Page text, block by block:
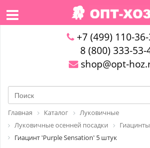
+7 (499) 110-
8 (800) 333-53-
shop@opt-
Главная Каталог
Луковичные
Луковичные осенней посадки
Гиацинты
Гиацинт 'Purple Sensation' 5 штук